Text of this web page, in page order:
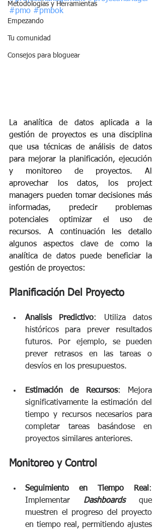
Metodologías y Herramientas
Empezando
Tu comunidad
Consejos para bloguear
#pmo #pmbok
La analítica de datos aplicada a la
gestión de proyectos es una disciplina
que usa técnicas de análisis de datos
para mejorar la planificación, ejecución
y monitoreo de proyectos. Al
aprovechar los datos, los project
managers pueden tomar decisiones más
informadas, predecir problemas
potenciales optimizar el uso de
recursos. A continuación les detallo
algunos aspectos clave de como la
analítica de datos puede beneficiar la
gestión de proyectos:
Planificación Del Proyecto
Analisis Predictivo: Utiliza datos
históricos para prever resultados
futuros. Por ejemplo, se pueden
prever retrasos en las tareas o
desvíos en los presupuestos.
Estimación de Recursos: Mejora
significativamente la estimación del
tiempo y recursos necesarios para
completar tareas basándose en
proyectos similares anteriores.
Monitoreo y Control
Seguimiento en Tiempo Real :
Implementar Dashboards
que
muestren el progreso del proyecto
en tiempo real, permitiendo ajustes